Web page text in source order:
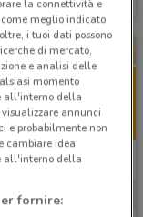
09 443 m
la connettività e
meglio indicato
i tuoi dati possono
di mercato,
e analisi delle
momento
all'interno della
annunci
e probabilmente non
cambiare idea
all'interno della
fornire: